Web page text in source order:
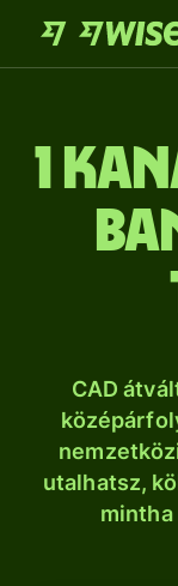
1
CAD
utalhatsz,
mintha